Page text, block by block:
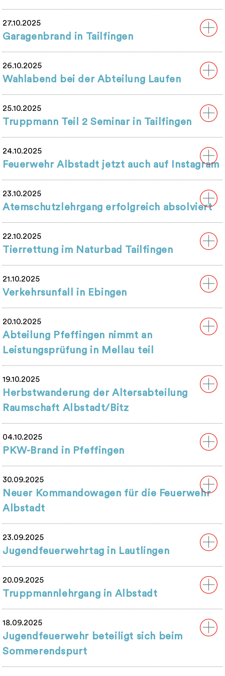
27.10.2025
Garagenbrand in Tailfingen
26.10.2025
Wahlabend bei der Abteilung Laufen
25.10.2025
Truppmann Teil 2 Seminar in Tailfingen
24.10.2025
Feuerwehr Albstadt jetzt auch auf Instagram
23.10.2025
Atemschutzlehrgang erfolgreich absolviert
22.10.2025
Tierrettung im Naturbad Tailfingen
21.10.2025
Verkehrsunfall in Ebingen
20.10.2025
Abteilung Pfeffingen nimmt an
Leistungsprüfung in Mellau teil
19.10.2025
Herbstwanderung der Altersabteilung
Raumschaft Albstadt/Bitz
04.10.2025
PKW-Brand in Pfeffingen
30.09.2025
Neuer Kommandowagen für die Feuerwehr
Albstadt
23.09.2025
Jugendfeuerwehrtag in Lautlingen
20.09.2025
Truppmannlehrgang in Albstadt
18.09.2025
Jugendfeuerwehr beteiligt sich beim
Sommerendspurt